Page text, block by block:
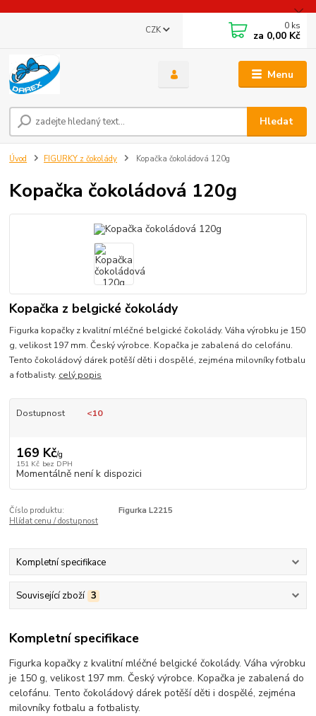
Menu
CZK
Hledat
0 ks
za 0,00 Kč
Úvod FIGURKY z čokolády Kopačka čokoládová 120g
Kopačka čokoládová 120g
Kopačka z belgické čokolády
Figurka kopačky z kvalitní mléčné belgické čokolády. Váha výrobku je 150
g, velikost 197 mm. Český výrobce. Kopačka je zabalená do celofánu.
Tento čokoládový dárek potěší děti i dospělé, zejména milovníky fotbalu
a fotbalisty. celý popis
Dostupnost <10
169 Kč/g
151 Kč bez DPH
Momentálně není k dispozici
Číslo produktu:
Figurka L2215
Hlídat cenu / dostupnost
Kompletní specifikace
Související zboží 3
Kompletní specifikace
Figurka kopačky z kvalitní mléčné belgické čokolády. Váha výrobku
je 150 g, velikost 197 mm. Český výrobce. Kopačka je zabalená do
celofánu. Tento čokoládový dárek potěší děti i dospělé, zejména
milovníky fotbalu a fotbalisty.